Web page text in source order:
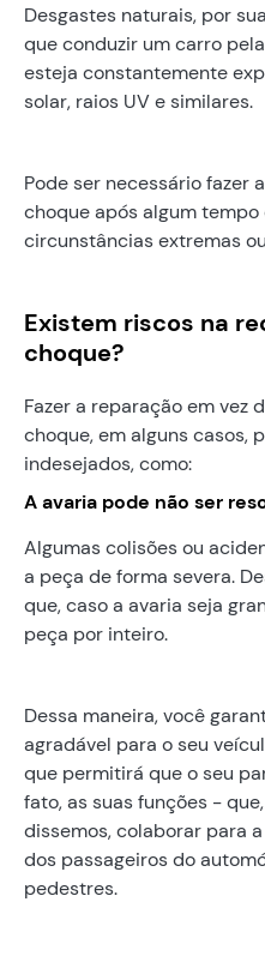
Desgastes naturais, por
que conduzir um carro
esteja constantemente
solar, raios UV e similares.
Pode ser necessário fazer
choque após algum
circunstâncias extremas
Existem riscos na
choque?
Fazer a reparação em
choque, em alguns casos,
indesejados, como:
A avaria pode não ser
Algumas colisões ou
a peça de forma severa.
que, caso a avaria seja
peça por inteiro.
Dessa maneira, você
agradável para o seu
que permitirá que o seu
fato, as suas funções -
dissemos, colaborar para
dos passageiros do
pedestres.